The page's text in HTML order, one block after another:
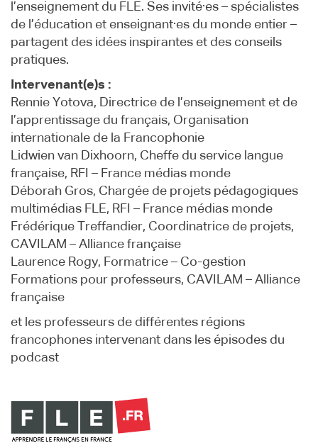
l’enseignement du FLE. Ses invité·es – spécialistes
de l’éducation et enseignant·es du monde entier –
partagent des idées inspirantes et des conseils
pratiques.
Intervenant(e)s :
Rennie Yotova, Directrice de l’enseignement et de
l’apprentissage du français, Organisation
internationale de la Francophonie
Lidwien van Dixhoorn, Cheffe du service langue
française, RFI – France médias monde
Déborah Gros, Chargée de projets pédagogiques
multimédias FLE, RFI – France médias monde
Frédérique Treffandier, Coordinatrice de projets,
CAVILAM – Alliance française
Laurence Rogy, Formatrice – Co-gestion
Formations pour professeurs, CAVILAM – Alliance
française
et les professeurs de différentes régions
francophones intervenant dans les épisodes du
podcast